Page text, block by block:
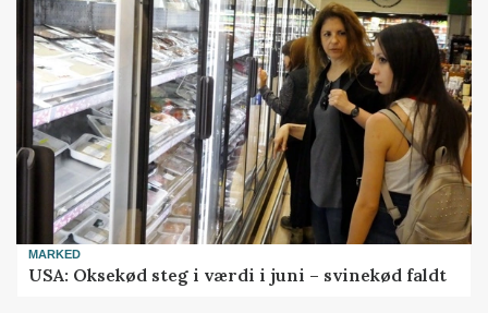
MARKED
USA: Oksekød steg i værdi i juni – svinekød faldt